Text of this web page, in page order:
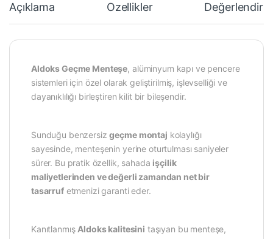
Açıklama Özellikler
Aldoks Geçme Menteşe, alüminyum kapı ve pencere
sistemleri için özel olarak geliştirilmiş, işlevselliği ve
dayanıklılığı birleştiren kilit bir bileşendir.
Sunduğu benzersizgeçme montaj kolaylığı
sayesinde, menteşenin yerine oturtulması saniyeler
sürer. Bu pratik özellik, sahada işçilik
maliyetlerinden ve değerli zamandan net bir
tasarrufetmenizi garanti eder.
Kanıtlanmış Aldoks kalitesini taşıyan bu menteşe,